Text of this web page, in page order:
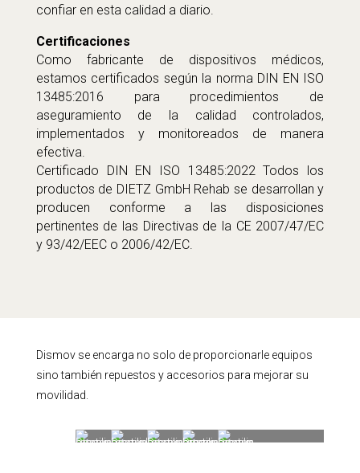
confiar en esta calidad a diario.
Certificaciones
Como fabricante de dispositivos médicos,
estamos certificados según la norma DIN EN ISO
13485:2016 para procedimientos de
aseguramiento de la calidad controlados,
implementados y monitoreados de manera
efectiva.
Certificado DIN EN ISO 13485:2022 Todos los
productos de DIETZ GmbH Rehab se desarrollan y
producen conforme a las disposiciones
pertinentes de las Directivas de la CE 2007/47/EC
y 93/42/EEC o 2006/42/EC.
Dismov se encarga no solo de proporcionarle equipos
sino también repuestos y accesorios para mejorar su
movilidad.